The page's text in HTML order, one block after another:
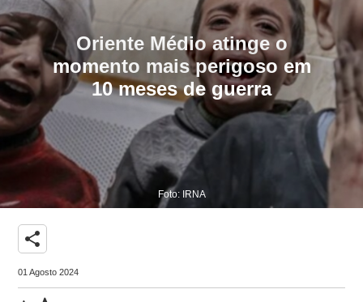
Oriente Médio atinge o
momento mais perigoso em
10 meses de guerra
Foto: IRNA
share
01 Agosto 2024